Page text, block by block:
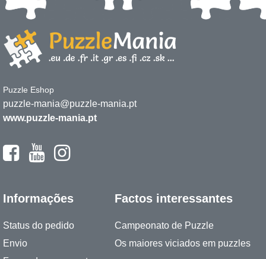
Puzzle Eshop
puzzle-mania@puzzle-mania.pt
www.puzzle-mania.pt
Informações
Status do pedido
Envio
Factos interessantes
Campeonato de Puzzle
Os maiores viciados em puzzles